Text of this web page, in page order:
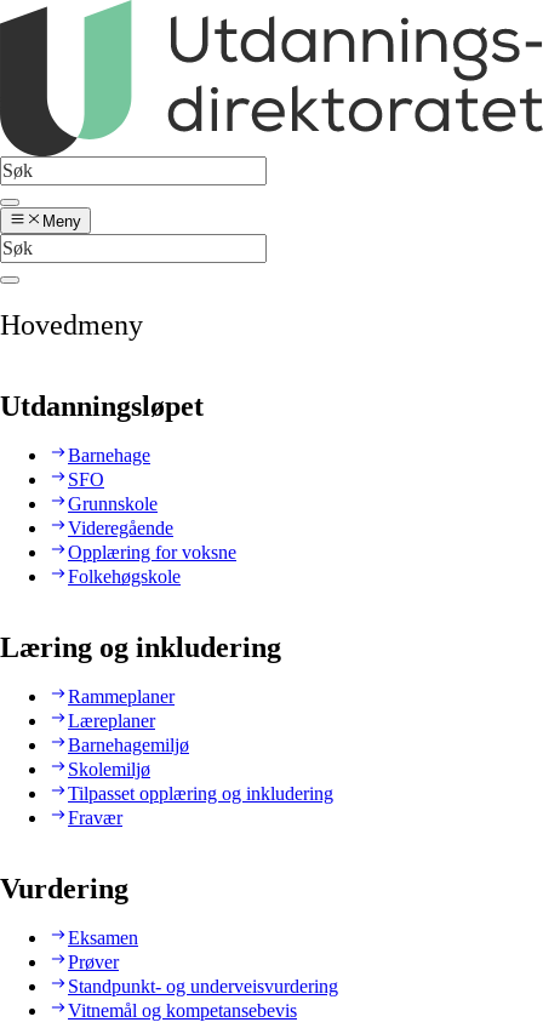
Meny
Hovedmeny
Utdanningsløpet
Barnehage
SFO
Grunnskole
Videregående
Opplæring for voksne
Folkehøgskole
Læring og inkludering
Rammeplaner
Læreplaner
Barnehagemiljø
Skolemiljø
Tilpasset opplæring og inkludering
Fravær
Vurdering
Eksamen
Prøver
Standpunkt- og underveisvurdering
Vitnemål og kompetansebevis